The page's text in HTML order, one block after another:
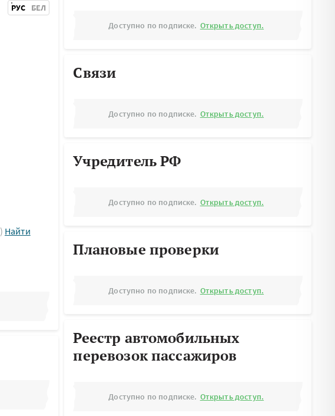
РУС БЕЛ
Найти
Доступно по подписке. Открыть доступ.
Связи
Доступно по подписке. Открыть доступ.
Учредитель РФ
Доступно по подписке. Открыть доступ.
Плановые проверки
Доступно по подписке. Открыть доступ.
Реестр автомобильных
перевозок пассажиров
Доступно по подписке. Открыть доступ.